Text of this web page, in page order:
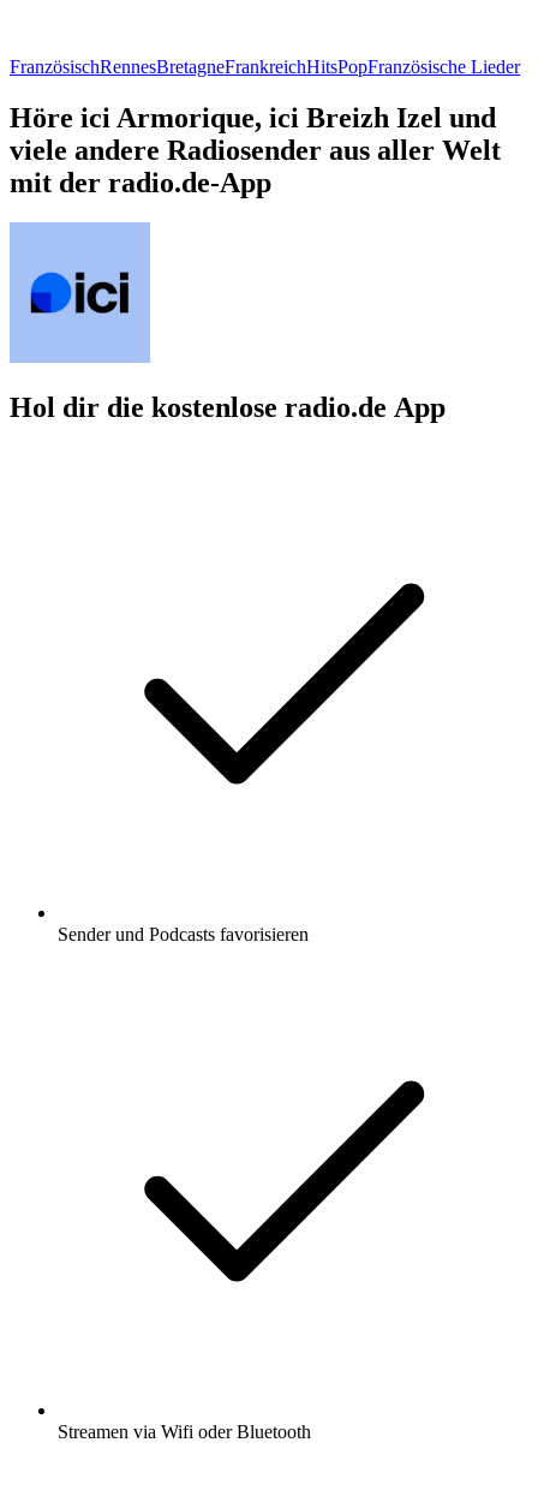
FranzösischRennesBretagneFrankreichHitsPopFranzösische Lieder
Höre ici Armorique, ici Breizh Izel und
viele andere Radiosender aus aller Welt
mit der radio.de-App
Hol dir die kostenlose radio.de App
Sender und Podcasts favorisieren
Streamen via Wifi oder Bluetooth